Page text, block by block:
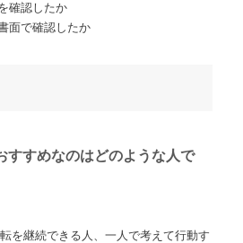
確認したか
面で確認したか
すすめなのはどのような人で
を継続できる人、一人で考えて行動す